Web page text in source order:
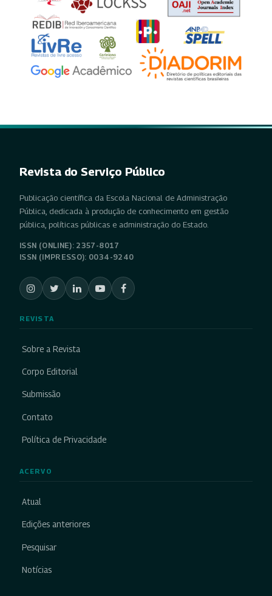
Revista do Serviço Público
Publicação científica da Escola Nacional de Administração
Pública, dedicada à produção de conhecimento em gestão
pública, políticas públicas e administração do Estado.
ISSN (ONLINE): 2357-8017
ISSN (IMPRESSO): 0034-9240
REVISTA
Sobre a Revista
Corpo Editorial
Submissão
Contato
Política de Privacidade
ACERVO
Atual
Edições anteriores
Pesquisar
Notícias